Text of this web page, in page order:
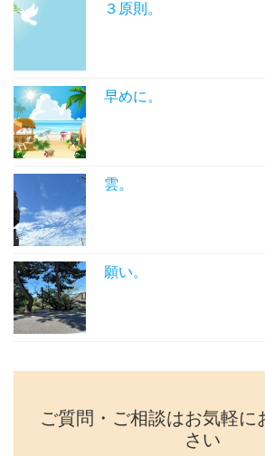
３原則。
早めに。
雲。
願い。
ご質問・ご相談はお気軽に
さい